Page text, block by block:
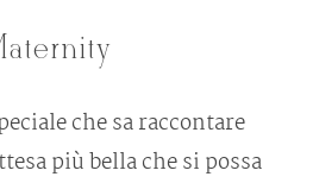
Servizi
che sa raccontare
più bella che si possa